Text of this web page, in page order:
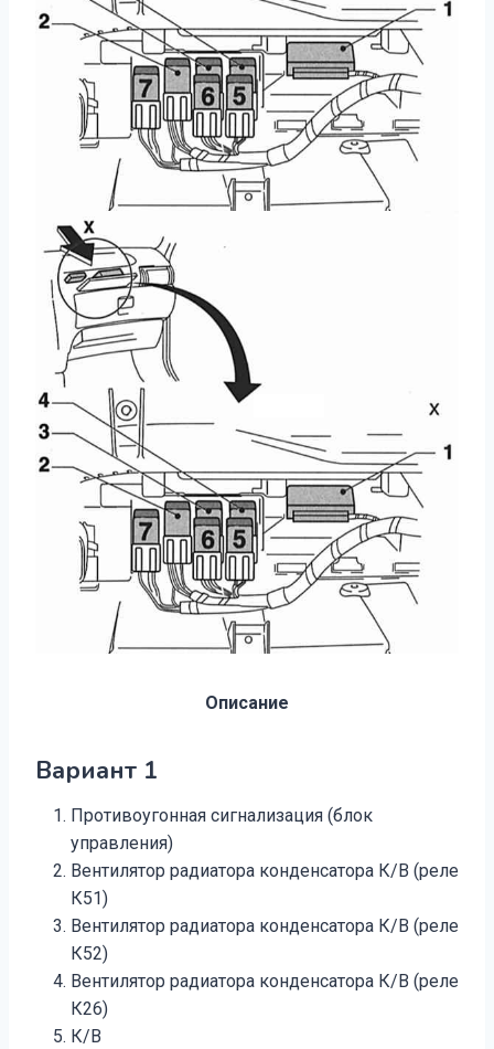
Описание
Вариант 1
Противоугонная сигнализация (блок
управления)
Вентилятор радиатора конденсатора К/В (реле
К51)
Вентилятор радиатора конденсатора К/В (реле
К52)
Вентилятор радиатора конденсатора К/В (реле
К26)
К/В